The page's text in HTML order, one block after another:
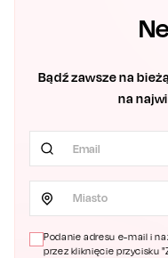
Bądź zawsze na
na
Miasto
Podanie adresu e-mail i
przez kliknięcie przycisku